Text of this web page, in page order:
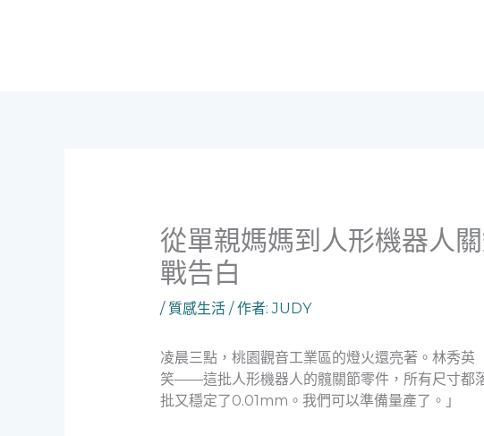
從單親媽媽到人形機器人
戰告白
/ 質感生活/ 作者:JUDY
凌晨三點，桃園觀音工業區的燈火還亮著。林秀
笑——這批人形機器人的髖關節零件，所有尺寸都
批又穩定了0.01mm。我們可以準備量產了。」